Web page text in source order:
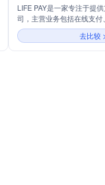
LIFE PAY是一家专注于提
司，主营业务包括在线支
销售、支付网关集成等。
式，如QR码支付、NFC支
并为不同规模的企业提供
去比较